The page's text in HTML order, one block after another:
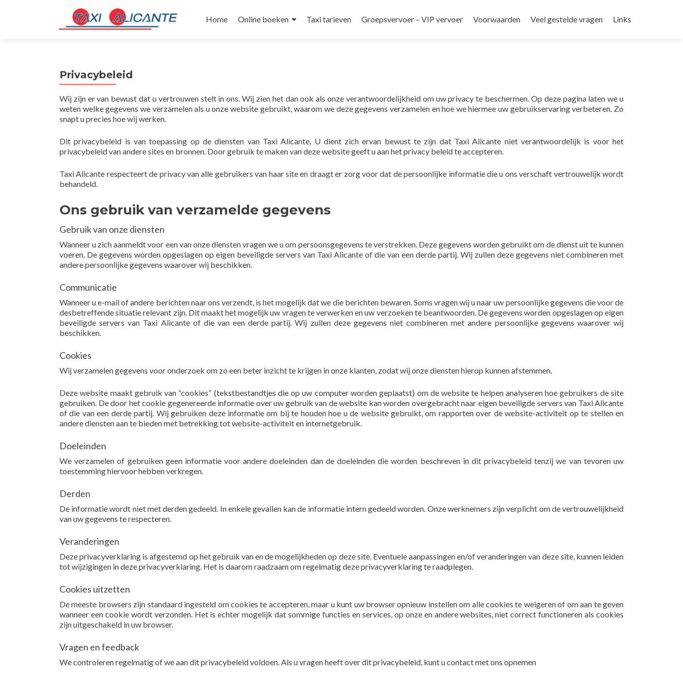
to
Home Online boeken Taxi tarieven Groepsvervoer – VIP vervoer Voorwaarden Veel gestelde vragen Links
Privacybeleid
Wij zijn er van bewust dat u vertrouwen stelt in ons. Wij zien het dan ook als onze verantwoordelijkheid om uw privacy te beschermen. Op deze pagina laten we u
weten welke gegevens we verzamelen als u onze website gebruikt, waarom we deze gegevens verzamelen en hoe we hiermee uw gebruikservaring verbeteren. Zo
snapt u precies hoe wij werken.
Dit privacybeleid is van toepassing op de diensten van Taxi Alicante. U dient zich ervan bewust te zijn dat Taxi Alicante niet verantwoordelijk is voor het
privacybeleid van andere sites en bronnen. Door gebruik te maken van deze website geeft u aan het privacy beleid te accepteren.
Taxi Alicante respecteert de privacy van alle gebruikers van haar site en draagt er zorg voor dat de persoonlijke informatie die u ons verschaft vertrouwelijk wordt
behandeld.
Ons gebruik van verzamelde gegevens
Gebruik van onze diensten
Wanneer u zich aanmeldt voor een van onze diensten vragen we u om persoonsgegevens te verstrekken. Deze gegevens worden gebruikt om de dienst uit te kunnen
voeren. De gegevens worden opgeslagen op eigen beveiligde servers van Taxi Alicante of die van een derde partij. Wij zullen deze gegevens niet combineren met
andere persoonlijke gegevens waarover wij beschikken.
Communicatie
Wanneer u e-mail of andere berichten naar ons verzendt, is het mogelijk dat we die berichten bewaren. Soms vragen wij u naar uw persoonlijke gegevens die voor de
desbetreffende situatie relevant zijn. Dit maakt het mogelijk uw vragen te verwerken en uw verzoeken te beantwoorden. De gegevens worden opgeslagen op eigen
beveiligde servers van Taxi Alicante of die van een derde partij. Wij zullen deze gegevens niet combineren met andere persoonlijke gegevens waarover wij
beschikken.
Cookies
Wij verzamelen gegevens voor onderzoek om zo een beter inzicht te krijgen in onze klanten, zodat wij onze diensten hierop kunnen afstemmen.
Deze website maakt gebruik van “cookies” (tekstbestandtjes die op uw computer worden geplaatst) om de website te helpen analyseren hoe gebruikers de site
gebruiken. De door het cookie gegenereerde informatie over uw gebruik van de website kan worden overgebracht naar eigen beveiligde servers van Taxi Alicante
of die van een derde partij. Wij gebruiken deze informatie om bij te houden hoe u de website gebruikt, om rapporten over de website-activiteit op te stellen en
andere diensten aan te bieden met betrekking tot website-activiteit en internetgebruik.
Doeleinden
We verzamelen of gebruiken geen informatie voor andere doeleinden dan de doeleinden die worden beschreven in dit privacybeleid tenzij we van tevoren uw
toestemming hiervoor hebben verkregen.
Derden
De informatie wordt niet met derden gedeeld. In enkele gevallen kan de informatie intern gedeeld worden. Onze werknemers zijn verplicht om de vertrouwelijkheid
van uw gegevens te respecteren.
Veranderingen
Deze privacyverklaring is afgestemd op het gebruik van en de mogelijkheden op deze site. Eventuele aanpassingen en/of veranderingen van deze site, kunnen leiden
tot wijzigingen in deze privacyverklaring. Het is daarom raadzaam om regelmatig deze privacyverklaring te raadplegen.
Cookies uitzetten
De meeste browsers zijn standaard ingesteld om cookies te accepteren, maar u kunt uw browser opnieuw instellen om alle cookies te weigeren of om aan te geven
wanneer een cookie wordt verzonden. Het is echter mogelijk dat sommige functies en services, op onze en andere websites, niet correct functioneren als cookies
zijn uitgeschakeld in uw browser.
Vragen en feedback
We controleren regelmatig of we aan dit privacybeleid voldoen. Als u vragen heeft over dit privacybeleid, kunt u contact met ons opnemen